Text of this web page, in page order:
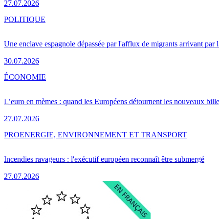
27.07.2026
Une enclave espagnole dépassée par l'afflux de migrants arrivant par
30.07.2026
POLITIQUE
L’euro en mèmes : quand les Européens détournent les nouveaux
27.07.2026
ÉCONOMIE
Incendies ravageurs : l'exécutif européen reconnaît être submergé
27.07.2026
PROENERGIE, ENVIRONNEMENT ET TRANSPORT